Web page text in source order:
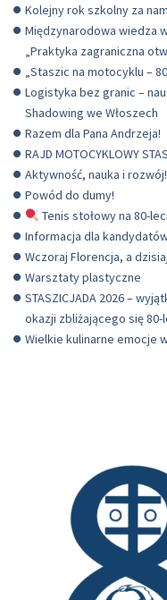
Kolejny rok szkolny za
Międzynarodowa wiedza
„Praktyka zagraniczna
„Staszic na motocyklu –
Logistyka bez granic –
Shadowing we Włoszech
Razem dla Pana Andrzeja!
RAJD MOTOCYKLOWY
Aktywność, nauka i rozwój!
Powód do dumy!
Tenis stołowy na 80-
Informacja dla
Wczoraj Florencja, a
Warsztaty plastyczne
STASZICJADA 2026 –
okazji zbliżającego się 80-
Wielkie kulinarne emocje